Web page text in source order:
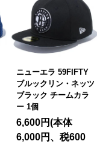
ニューエラ 59FIFTY
ブルックリン・ネッツ
ブラック チームカラ
ー 1個
6,600円(本体
6,000円、税600